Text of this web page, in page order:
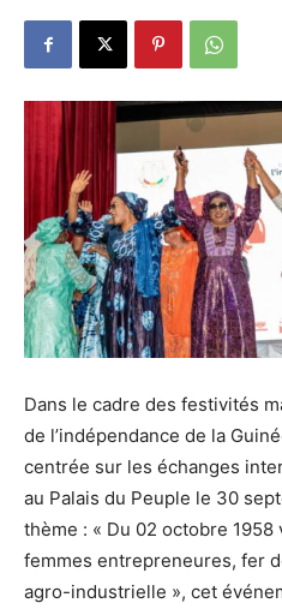
Dans le cadre des festivités
de l’indépendance de la
centrée sur les échanges
au Palais du Peuple le 30
thème : « Du 02 octobre
femmes entrepreneures, fer
agro-industrielle », cet